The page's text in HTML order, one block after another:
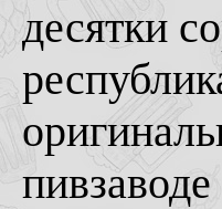
десятки